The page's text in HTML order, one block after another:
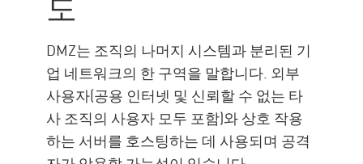
DMZ 모범 사례
AI-체크 포인트의 방화벽 강화
리소스
DMZ는 조직의 나머지 시스템과 분리된 기
업 네트워크의 한 구역을 말합니다. 외부
사용자(공용 인터넷 및 신뢰할 수 없는 타
사 조직의 사용자 모두 포함)와 상호 작용
하는 서버를 호스팅하는 데 사용되며 공격